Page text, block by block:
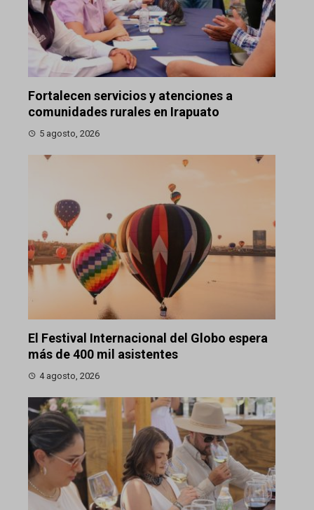
Fortalecen servicios y atenciones a
comunidades rurales en Irapuato
5 agosto, 2026
El Festival Internacional del Globo espera
más de 400 mil asistentes
4 agosto, 2026